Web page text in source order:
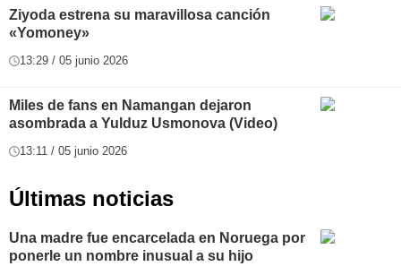
Ziyoda estrena su maravillosa canción
«Yomoney»
13:29 / 05 junio 2026
Miles de fans en Namangan dejaron
asombrada a Yulduz Usmonova (Video)
13:11 / 05 junio 2026
Últimas noticias
Una madre fue encarcelada en Noruega por
ponerle un nombre inusual a su hijo